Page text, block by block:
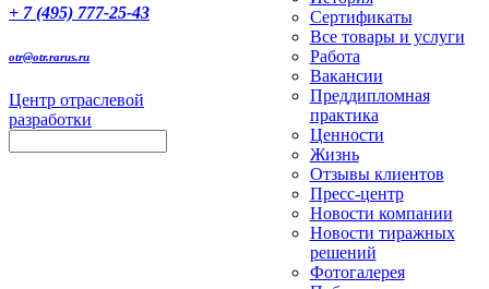
+ 7 (495) 777-25-43
otr@otr.rarus.ru
Центр отраслевой
разработки
Сертификаты
Все товары и услуги
Работа
Вакансии
Преддипломная
практика
Ценности
Жизнь
Отзывы клиентов
Пресс-центр
Новости компании
Новости тиражных
решений
Фотогалерея